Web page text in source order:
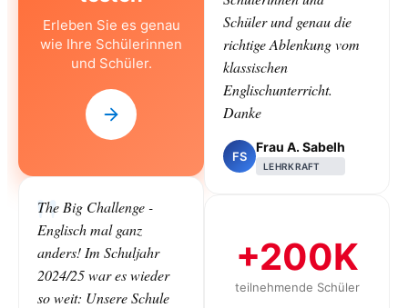
Erleben Sie es genau
wie Ihre Schülerinnen
und Schüler.
The Big Challenge -
Englisch mal ganz
anders! Im Schuljahr
2024/25 war es wieder
so weit: Unsere Schule
Schüler und genau die
richtige Ablenkung vom
klassischen
Englischunterricht.
Danke
FS
Frau A. Sabelh
LEHRKRAFT
+200K
teilnehmende Schüler